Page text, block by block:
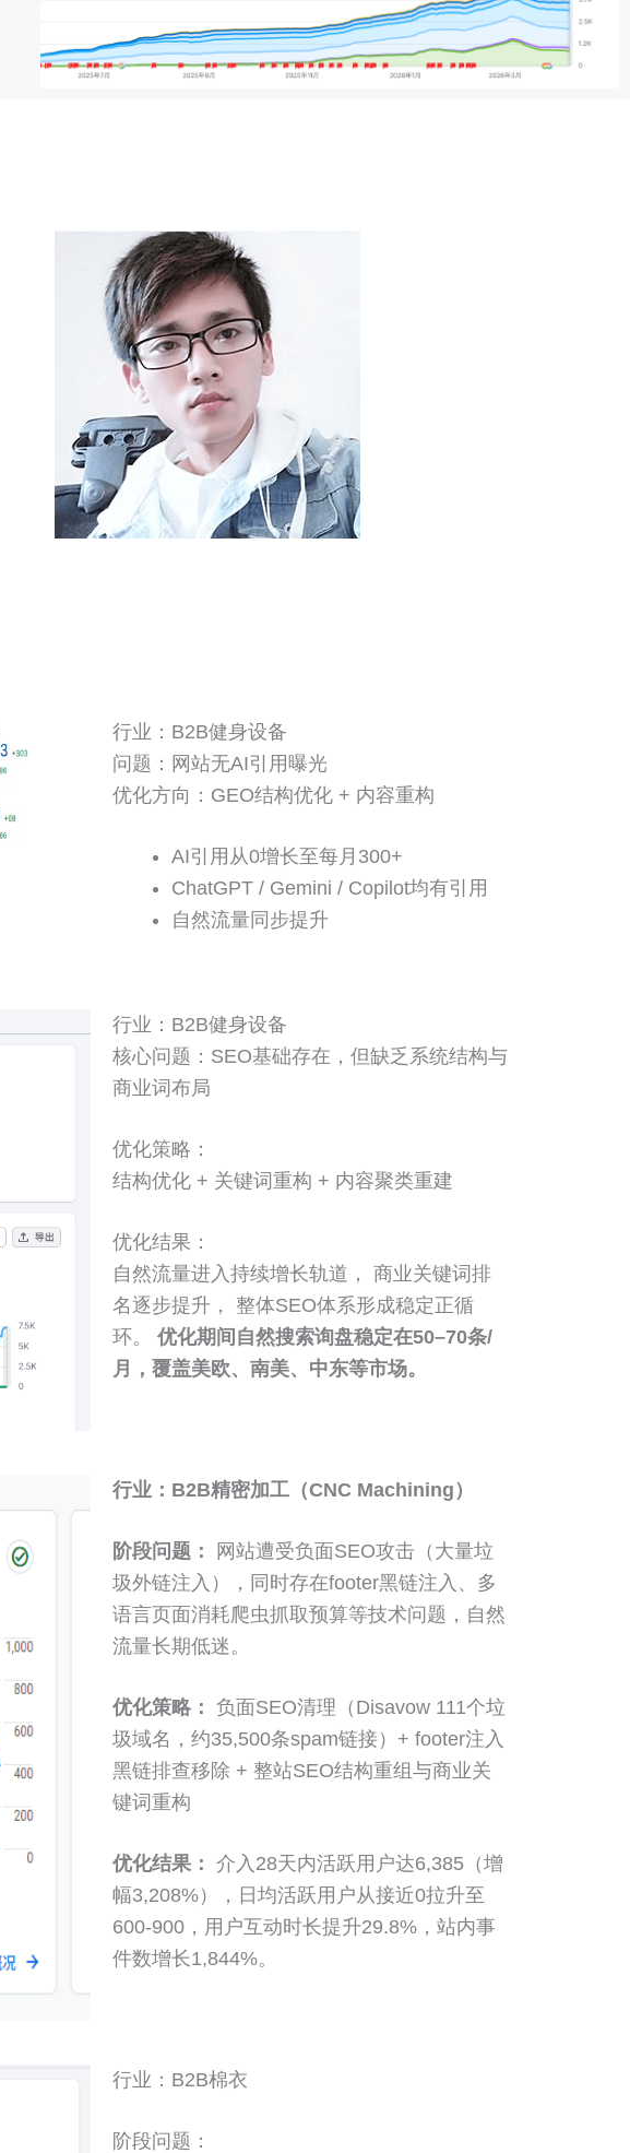
行业：B2B健身设备
问题：网站无AI引用曝光
优化方向：GEO结构优化 + 内容重构
AI引用从0增长至每月300+
ChatGPT / Gemini / Copilot均有引用
自然流量同步提升
行业：B2B健身设备
核心问题：SEO基础存在，但缺乏系统结构与
商业词布局
优化策略：
结构优化 + 关键词重构 + 内容聚类重建
优化结果：
自然流量进入持续增长轨道， 商业关键词排
名逐步提升， 整体SEO体系形成稳定正循
环。 优化期间自然搜索询盘稳定在50–70条/
月，覆盖美欧、南美、中东等市场。
行业：B2B精密加工（CNC Machining）
阶段问题：
网站遭受负面SEO攻击（大量垃
圾外链注入），同时存在footer黑链注入、多
语言页面消耗爬虫抓取预算等技术问题，自然
流量长期低迷。
优化策略：
负面SEO清理（Disavow 111个垃
圾域名，约35,500条spam链接）+ footer注入
黑链排查移除 + 整站SEO结构重组与商业关
键词重构
优化结果： 介入28天内活跃用户达6,385（增
幅3,208%），日均活跃用户从接近0拉升至
600-900，用户互动时长提升29.8%，站内事
件数增长1,844%。
行业：B2B棉衣
阶段问题：